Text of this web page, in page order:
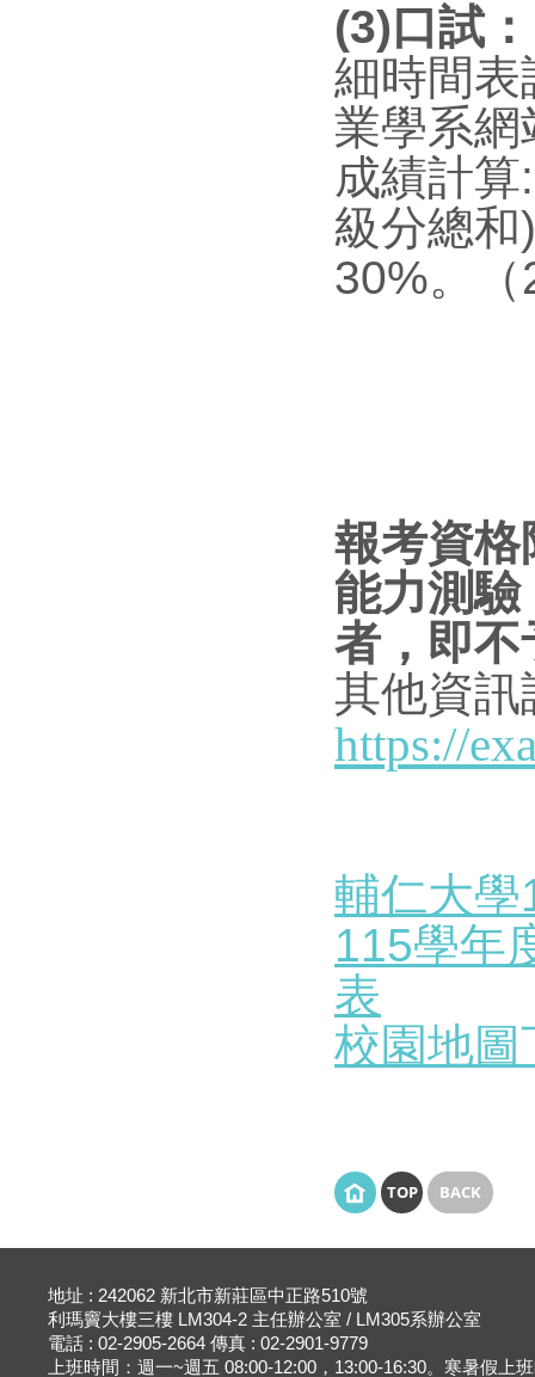
(3)口試：
細時間表
業學系網
成績計
級分總
30%。
報考資格
能力測
者，即不
其他資
https://
輔仁大學
115學年
表
校園地圖
TOP BACK
地址 : 242062 新北市新莊區中正路510號
利瑪竇大樓三樓 LM304-2 主任辦公室 / LM305系辦公室
電話 : 02-2905-2664 傳真 : 02-2901-9779
上班時間：週一~週五 08:00-12:00，13:00-16:30。寒暑假上